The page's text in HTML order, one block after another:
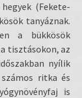
(Fekete-
tanyáznak.
a bükkösök
tisztásokon, az
nyílik
ritka és
is